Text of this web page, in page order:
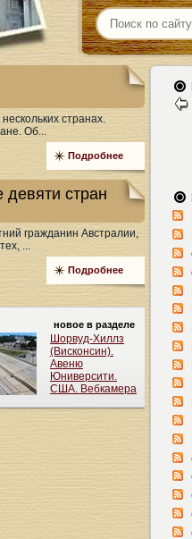
странах.
Об...
Подробнее
стран
гражданин Австралии,
...
Подробнее